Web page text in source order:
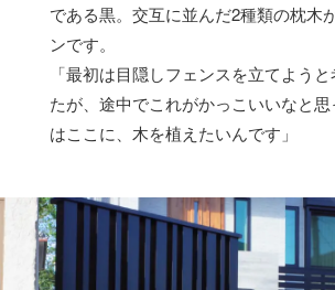
である黒。交互に並んだ2種類の枕木
ンです。
「最初は目隠しフェンスを立てよう
たが、途中でこれがかっこいいなと
はここに、木を植えたいんです」